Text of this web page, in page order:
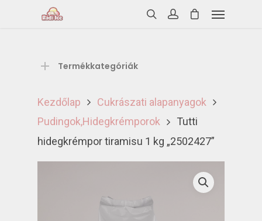
Termékkategóriák
Kezdőlap
Cukrászati alapanyagok
Pudingok,Hidegkrémporok
Tutti
hidegkrémpor tiramisu 1 kg „2502427”